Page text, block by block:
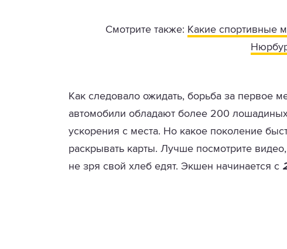
Смотрите также: Какие спортивные
Как следовало ожидать, борьба за первое
автомобили обладают более 200
ускорения с места. Но какое поколение
раскрывать карты. Лучше посмотрите
не зря свой хлеб едят. Экшен начинается с